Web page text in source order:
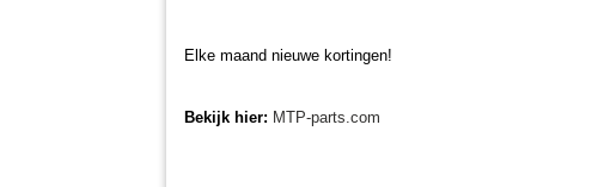
Groot rekvermogen
Temperatuurbereik: -10°C - +105°C
Minitractorparts.nl, uw
Elke maand nieuwe kortingen!
Bekijk hier: MTP-parts.com